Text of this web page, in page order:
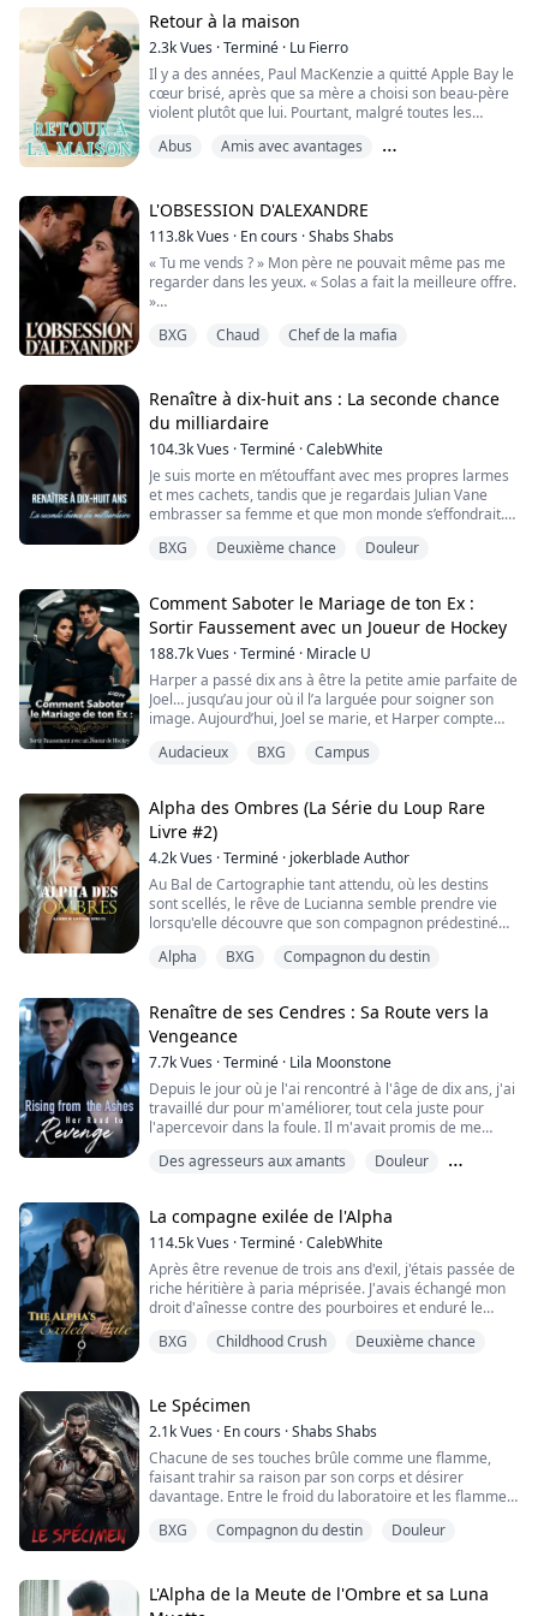
Je voulais mourir. Il ne m’en a même pas laissé le droit.
Mais ce soir, quelqu’un m’a glissé un passeport. Un vol
pour partir. Une chance de dispara...
Retour à la maison
2.3kVues ·Terminé · Lu Fierro
Il y a des années, Paul MacKenzie a quitté Apple Bay le
cœur brisé, après que sa mère a choisi son beau-père
violent plutôt que lui. Pourtant, malgré toutes les
devenu un romancier à succès.
sa meilleure amie — son béguin d’enfance — a quitté la
maison sans dire un mot. Des années plu...
Abus
Amis avec avantages
L'OBSESSION D'ALEXANDRE
113.8kVues · En cours ·Shabs Shabs
« Tu me vends ? » Mon père ne pouvait même pas me
regarder dans les yeux. « Solas a fait la meilleure offre.
»
attrapée, sa grande main serrant possessivement ma
écarter ses jambes. »
Il m’a traînée jusqu’à sa voiture, me jetant sur la b...
BXG Chaud Chef de la mafia
Renaître à dix-huit ans : La seconde chance
du milliardaire
104.3kVues ·Terminé ·CalebWhite
Je suis morte en m’étouffant avec mes propres larmes
et mes cachets, tandis que je regardais Julian Vane
embrasser sa femme et que mon monde s’effondrait.
j’avais passé une nuit dévastatrice avec l’homme qui
chaussures, son beau visage tordu par u...
BXG Deuxième chance Douleur
Comment Saboter le Mariage de ton Ex :
Sortir Faussement avec un Joueur de Hockey
188.7kVues ·Terminé · Miracle U
Harper a passé dix ans à être la petite amie parfaite de
Joel… jusqu’au jour où il l’a larguée pour soigner son
image. Aujourd’hui, Joel se marie, et Harper compte
seul joueur que Joel ne peut pas voir en peinture. À la
médiatique. Sauf que Crew cache une addiction
dangereuse, Harper cache ...
Audacieux BXG Campus
Alpha des Ombres (La Série du Loup Rare
Livre #2)
4.2kVues ·Terminé · jokerblade Author
Au Bal de Cartographie tant attendu, où les destins
sont scellés, le rêve de Lucianna semble prendre vie
lorsqu'elle découvre que son compagnon prédestiné
l'Ombre.
murmure froid de mépris.
"Je méprise les faibles comme toi," il ricane, une
humiliation secrète uniquement pour ses oreilles.
St...
Alpha BXG Compagnon du destin
Renaître de ses Cendres : Sa Route vers la
Vengeance
7.7kVues ·Terminé · Lila Moonstone
Depuis le jour où je l'ai rencontré à l'âge de dix ans, j'ai
travaillé dur pour m'améliorer, tout cela juste pour
l'apercevoir dans la foule. Il m'avait promis de me
n'ont été que ma propre obsession risible... Il n'était
Après avoir été envoyée en prison par lui pendant trois
ans, je suis revenue avec une soif de vengeance. Je
n'é...
Des agresseurs aux amants
Douleur
La compagne exilée de l'Alpha
114.5kVues ·Terminé ·CalebWhite
Après être revenue de trois ans d'exil, j'étais passée de
riche héritière à paria méprisée. J'avais échangé mon
droit d'aînesse contre des pourboires et enduré le
cela pour survivre—tout cela pour retrouver ma
Une nuit, un loup ivre et répugnant m'a coincée dans
une ruelle sordide, ses intentions étaient claires : "Juste
une nuit avec moi...
BXG Childhood Crush Deuxième chance
Le Spécimen
2.1kVues · En cours ·Shabs Shabs
Chacune de ses touches brûle comme une flamme,
faisant trahir sa raison par son corps et désirer
davantage. Entre le froid du laboratoire et les flammes
il n'y a pas d'échappatoire. Son corps s'éveille, et lui - il
éteints... Il n'est pas un humain or...
BXG Compagnon du destin Douleur
L'Alpha de la Meute de l'Ombre et sa Luna